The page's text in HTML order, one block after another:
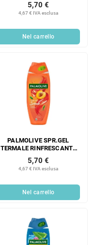
4,67 € IVA esclusa
5,70 €
Nel carrello
PALMOLIVE SPR.GEL
TERMALE RINFRESCANTE
500 ML
4,67 € IVA esclusa
5,70 €
Nel carrello